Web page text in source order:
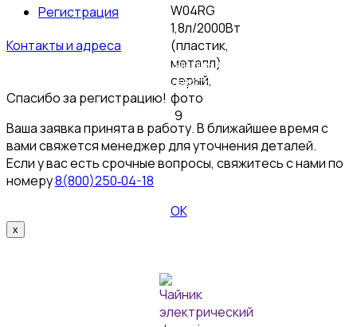
Регистрация
Контакты и адреса
© 2026 Пультовик-Оптом. Все права защищены
Политика конфиденциальности
Спасибо за регистрацию!
Ваша заявка принята в работу. В ближайшее время с
вами свяжется менеджер для уточнения деталей.
Если у вас есть срочные вопросы, свяжитесь с нами по
номеру8(800)250‑04-18
ОК
x